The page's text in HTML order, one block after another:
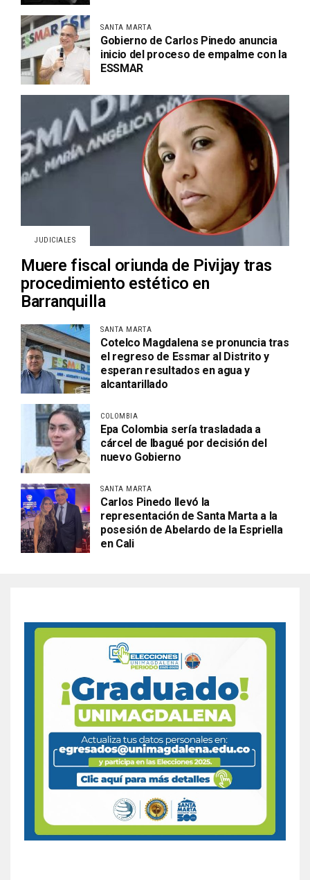
SANTA MARTA
Gobierno de Carlos Pinedo anuncia
inicio del proceso de empalme con la
ESSMAR
JUDICIALES
Muere fiscal oriunda de Pivijay tras
procedimiento estético en
Barranquilla
SANTA MARTA
Cotelco Magdalena se pronuncia tras
el regreso de Essmar al Distrito y
esperan resultados en agua y
alcantarillado
COLOMBIA
Epa Colombia sería trasladada a
cárcel de Ibagué por decisión del
nuevo Gobierno
SANTA MARTA
Carlos Pinedo llevó la
representación de Santa Marta a la
posesión de Abelardo de la Espriella
en Cali